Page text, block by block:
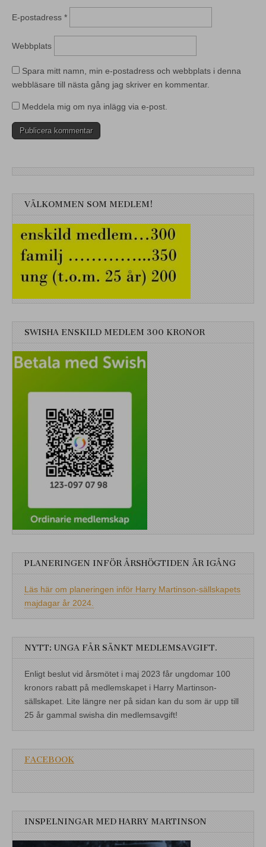
E-postadress *
Webbplats
Spara mitt namn, min e-postadress och webbplats i denna
webbläsare till nästa gång jag skriver en kommentar.
Meddela mig om nya inlägg via e-post.
VÄLKOMMEN SOM MEDLEM!
SWISHA ENSKILD MEDLEM 300 KRONOR
PLANERINGEN INFÖR ÅRSHÖGTIDEN ÄR IGÅNG
Läs här om planeringen inför Harry Martinson-sällskapets
majdagar år 2024.
NYTT: UNGA FÅR SÄNKT MEDLEMSAVGIFT.
Enligt beslut vid årsmötet i maj 2023 får ungdomar 100
kronors rabatt på medlemskapet i Harry Martinson-
sällskapet. Lite längre ner på sidan kan du som är upp till
25 år gammal swisha din medlemsavgift!
FACEBOOK
INSPELNINGAR MED HARRY MARTINSON